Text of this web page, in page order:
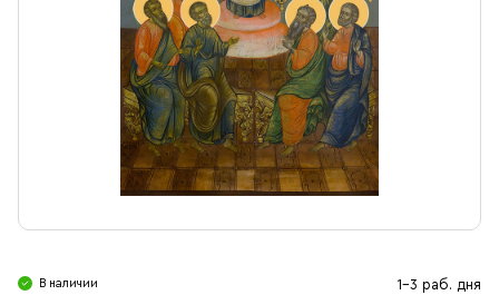
Ювелирные изделия
В наличии 1-3 раб. дня